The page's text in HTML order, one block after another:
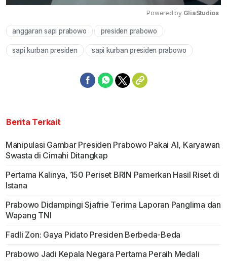
Powered by GliaStudios
anggaran sapi prabowo presiden prabowo
sapi kurban presiden sapi kurban presiden prabowo
Berita Terkait
Manipulasi Gambar Presiden Prabowo Pakai AI, Karyawan
Swasta di Cimahi Ditangkap
Pertama Kalinya, 150 Periset BRIN Pamerkan Hasil Riset di
Istana
Prabowo Didampingi Sjafrie Terima Laporan Panglima dan
Wapang TNI
Fadli Zon: Gaya Pidato Presiden Berbeda-Beda
Prabowo Jadi Kepala Negara Pertama Peraih Medali